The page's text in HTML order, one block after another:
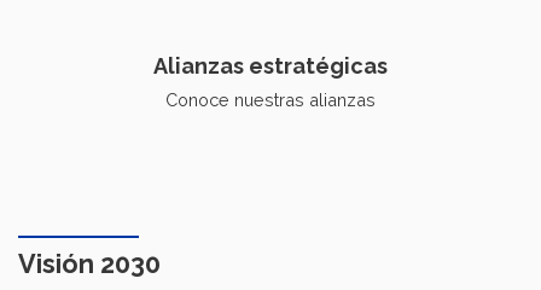
Alianzas estratégicas
Conoce nuestras alianzas
Visión 2030